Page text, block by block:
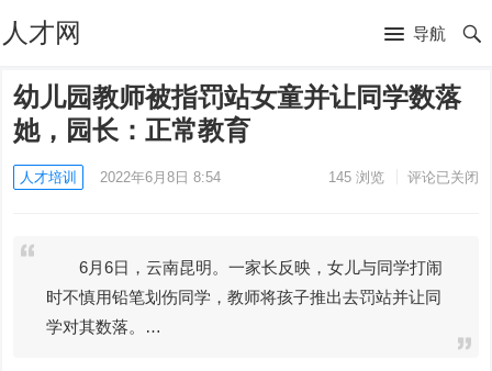
人才网 导航
幼儿园教师被指罚站女童并让同学数落
她，园长：正常教育
人才培训 2022年6月8日 8:54 145浏览 评论已关闭
6月6日，云南昆明。一家长反映，女儿与同学打闹
时不慎用铅笔划伤同学，教师将孩子推出去罚站并让同
学对其数落。…